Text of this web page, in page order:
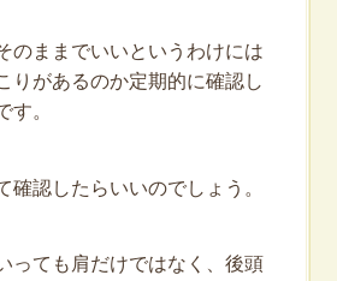
のままでいいというわけには
りがあるのか定期的に確認し
す。
確認したらいいのでしょう。
っても肩だけではなく、後頭